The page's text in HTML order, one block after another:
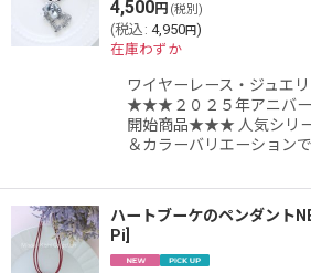
4,500円 (税別)
(税込 : 4,950円)
在庫わずか
ワイヤーレース・ジュエ
★★★２０２５年アニバー
開始商品★★★ 人気シリ
＆カラーバリエーション
ハートブーケのペンダント
Pi